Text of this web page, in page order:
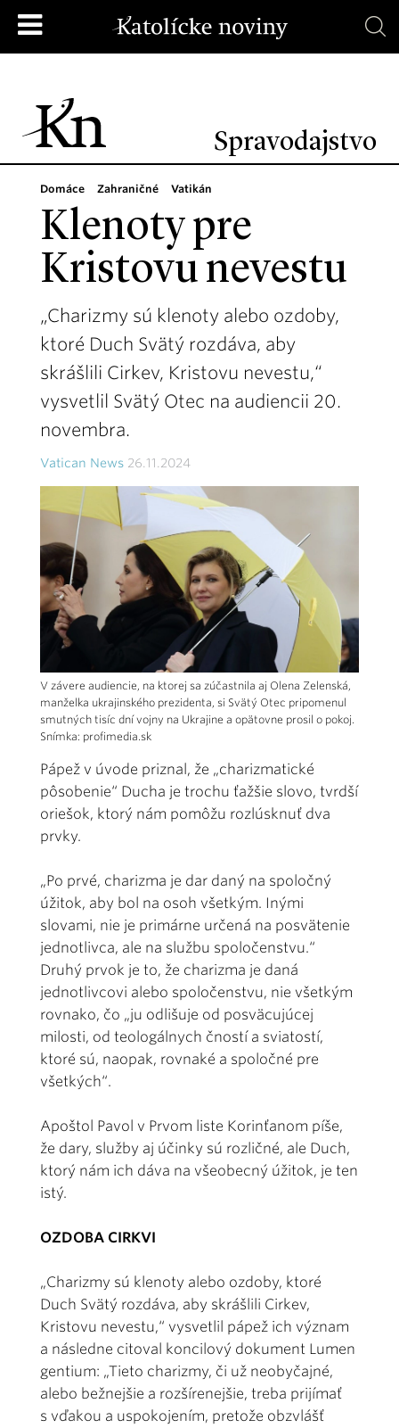
Spravodajstvo
Domáce Zahraničné Vatikán
Klenoty pre
Kristovu nevestu
„Charizmy sú klenoty alebo ozdoby,
ktoré Duch Svätý rozdáva, aby
skrášlili Cirkev, Kristovu nevestu,“
vysvetlil Svätý Otec na audiencii 20.
novembra.
Vatican News 26.11.2024
V závere audiencie, na ktorej sa zúčastnila aj Olena Zelenská,
manželka ukrajinského prezidenta, si Svätý Otec pripomenul
smutných tisíc dní vojny na Ukrajine a opätovne prosil o pokoj.
Snímka: profimedia.sk
Pápež v úvode priznal, že „charizmatické
pôsobenie“ Ducha je trochu ťažšie slovo, tvrdší
oriešok, ktorý nám pomôžu rozlúsknuť dva
prvky.
„Po prvé, charizma je dar daný na spoločný
úžitok, aby bol na osoh všetkým. Inými
slovami, nie je primárne určená na posvätenie
jednotlivca, ale na službu spoločenstvu.“
Druhý prvok je to, že charizma je daná
jednotlivcovi alebo spoločenstvu, nie všetkým
rovnako, čo „ju odlišuje od posväcujúcej
milosti, od teologálnych čností a sviatostí,
ktoré sú, naopak, rovnaké a spoločné pre
všetkých“.
Apoštol Pavol v Prvom liste Korinťanom píše,
že dary, služby aj účinky sú rozličné, ale Duch,
ktorý nám ich dáva na všeobecný úžitok, je ten
istý.
OZDOBA CIRKVI
„Charizmy sú klenoty alebo ozdoby, ktoré
Duch Svätý rozdáva, aby skrášlili Cirkev,
Kristovu nevestu,“ vysvetlil pápež ich význam
a následne citoval koncilový dokument Lumen
gentium: „Tieto charizmy, či už neobyčajné,
alebo bežnejšie a rozšírenejšie, treba prijímať
s vďakou a uspokojením, pretože obzvlášť